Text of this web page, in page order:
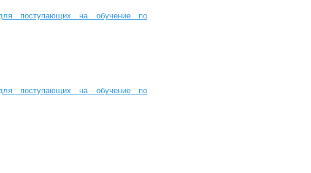
поступающих на обучение по
поступающих на обучение по